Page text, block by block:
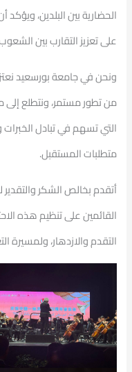
الحضارية بين البلدين،
على تعزيز التقارب بين
ونحن في جامعة بورسعيد
من تطور مستمر، ونتطلع إلى
التي تسهم في تبادل
متطلبات المستقبل.
أتقدم بخالص الشكر والتقدير
القائمين على تنظيم هذه
التقدم والازدهار، ولمسيرة